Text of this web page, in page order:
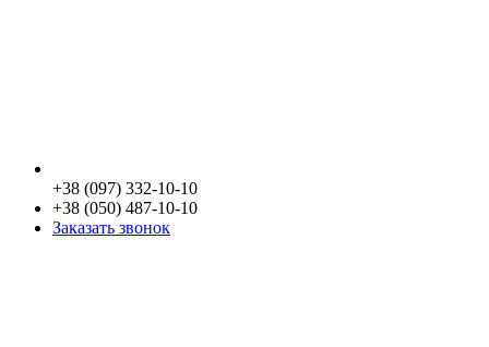
+38 (097) 332-10-10
+38 (050) 487-10-10
Заказать звонок